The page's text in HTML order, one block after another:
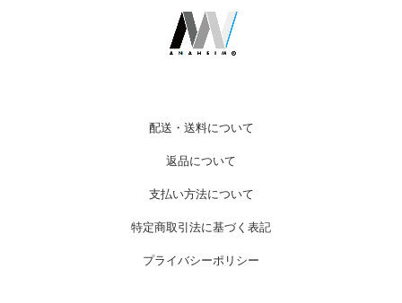
配送・送料について
返品について
支払い方法について
特定商取引法に基づく表記
プライバシーポリシー